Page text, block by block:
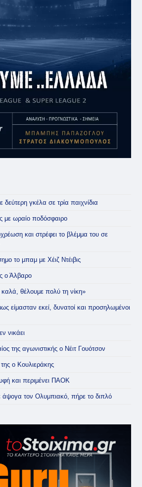
γκέλα σε τρία παιχνίδια
ωραίο ποδόσφαιρο
και στρέφει το βλέμμα του σε
το μπαμ με Χέιζ Ντέιβις
ο Άλβαρο
θέλουμε πολύ τη νίκη»
είμασταν εκεί, δυνατοί και προσηλωμένοι
νικάει
της αγωνιστικής ο Νέιτ Γουότσον
ο Κουλιεράκης
και περιμένει ΠΑΟΚ
άψογα τον Ολυμπιακό, πήρε το διπλό